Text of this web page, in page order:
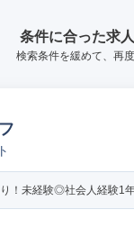
条件に合った求
検索条件を緩めて、再
！未経験◎社会人経験1